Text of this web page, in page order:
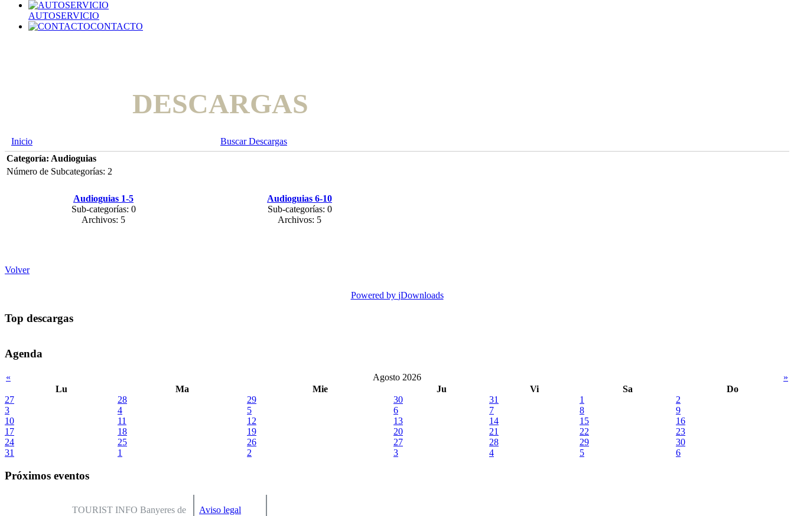
AUTOSERVICIO
CONTACTO
DESCARGAS
Inicio
Buscar Descargas
Categoría: Audioguias
Número de Subcategorías: 2
Audioguias 1-5
Sub-categorías: 0
Archivos: 5
Audioguias 6-10
Sub-categorías: 0
Archivos: 5
Volver
Powered by jDownloads
Top descargas
Agenda
« Agosto 2026
»
Lu
Ma Mie Ju Vi Sa
Do
27
28 29 30 31 1
2
3
4 5 6 7 8
9
10
11 12 13 14 15
16
17
18 19 20 21 22
23
24
25 26 27 28 29
30
31
1 2 3 4 5 6
Próximos eventos
TOURIST INFO Banyeres de
Aviso legal